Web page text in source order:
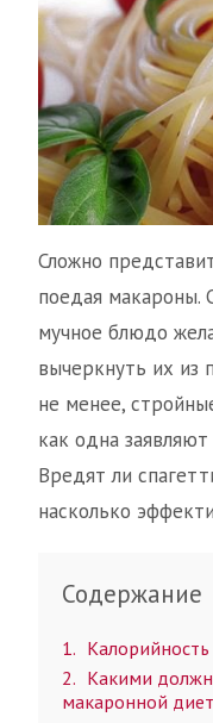
Сложно
поедая макароны.
мучное блюдо
вычеркнуть их из
не менее,
как одна
Вредят ли
насколько
Содержание
1
2
Какими
макаронной